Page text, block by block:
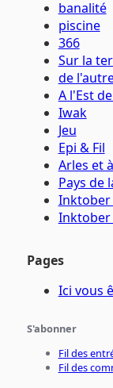
banalité
piscine
366
Sur la
de
A l'Est
Iwak
Jeu
Epi & Fil
Arles et
Pays de
Inktober
Inktober
Pages
Ici vous
S'abonner
Fil des
Fil des